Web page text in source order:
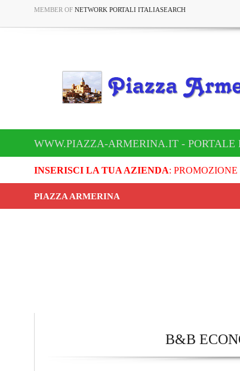
MEMBER OF NETWORK PORTALI ITALIASEARCH
WWW.PIAZZA-ARMERINA.IT -
INSERISCI LA TUA AZIENDA: PROMOZIONE
PIAZZA ARMERINA
B&B